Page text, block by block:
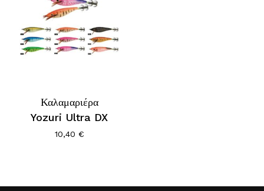
Καλαμαριέρα
Yozuri Ultra DX
10,40 €